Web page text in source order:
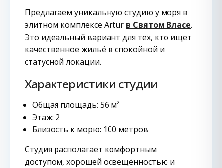
Предлагаем уникальную студию у моря в
элитном комплексе Artur в Святом Власе.
Это идеальный вариант для тех, кто ищет
качественное жильё в спокойной и
статусной локации.
Характеристики студии
Общая площадь: 56 м²
Этаж: 2
Близость к морю: 100 метров
Студия располагает комфортным
доступом, хорошей освещённостью и